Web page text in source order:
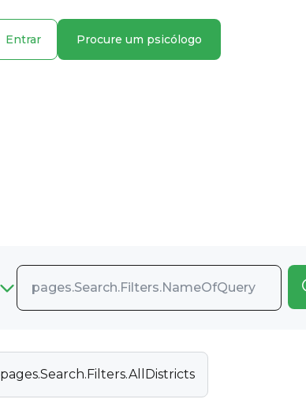
Entrar Procure um psicólogo
pages.Search.Filters.AllDistricts